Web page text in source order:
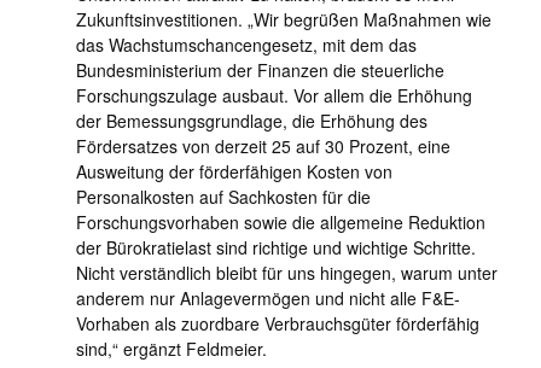
Zukunftsinvestitionen. „Wir begrüßen Maßnahmen wie
das Wachstumschancengesetz, mit dem das
Bundesministerium der Finanzen die steuerliche
Forschungszulage ausbaut. Vor allem die Erhöhung
der Bemessungsgrundlage, die Erhöhung des
Fördersatzes von derzeit 25 auf 30 Prozent, eine
Ausweitung der förderfähigen Kosten von
Personalkosten auf Sachkosten für die
Forschungsvorhaben sowie die allgemeine Reduktion
der Bürokratielast sind richtige und wichtige Schritte.
Nicht verständlich bleibt für uns hingegen, warum unter
anderem nur Anlagevermögen und nicht alle F&E-
Vorhaben als zuordbare Verbrauchsgüter förderfähig
sind,“ ergänzt Feldmeier.